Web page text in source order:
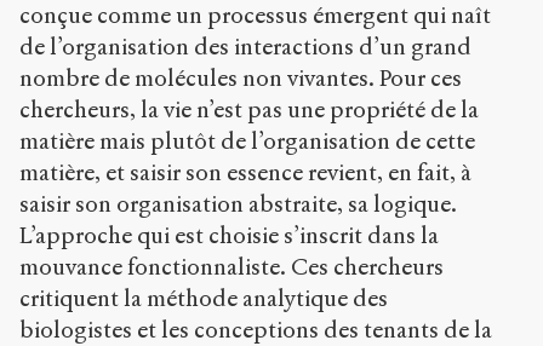
conçue comme un processus émergent qui naît
de l’organisation des interactions d’un grand
nombre de molécules non vivantes. Pour ces
chercheurs, la vie n’est pas une propriété de la
matière mais plutôt de l’organisation de cette
matière, et saisir son essence revient, en fait, à
saisir son organisation abstraite, sa logique.
L’approche qui est choisie s’inscrit dans la
mouvance fonctionnaliste. Ces chercheurs
critiquent la méthode analytique des
biologistes et les conceptions des tenants de la